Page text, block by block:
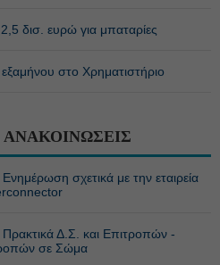
δισ. ευρώ για μπαταρίες
εξαμήνου στο Χρηματιστήριο
σχετικά με την εταιρεία
Δ.Σ. και Επιτροπών -
σε Σώμα